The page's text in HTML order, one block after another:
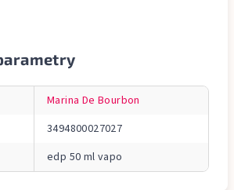
Marina De Bourbon
3494800027027
edp 50 ml vapo